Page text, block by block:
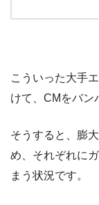
こういった大手
けて、CMをバン
そうすると、 膨
め、それぞれに
まう状況です。